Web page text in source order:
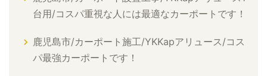
台用/コスパ重視な人には最適なカーポートです！
鹿児島市/カーポート施工/YKKapアリュース/コス
パ最強カーポートです！